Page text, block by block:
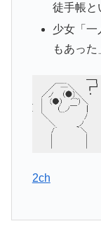
徒手帳と
少女「一
もあった
2ch